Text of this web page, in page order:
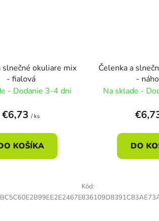
slnečné okuliare mix
- fialová
- Dodanie 3-4 dni
€6,73/ ks
KOŠÍKA
Čelenka a
-
Na sklade -
DO
Kód: